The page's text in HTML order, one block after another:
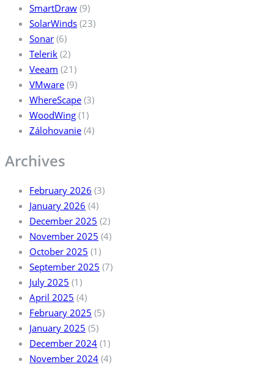
SmartDraw (9)
SolarWinds (23)
Sonar (6)
Telerik (2)
Veeam (21)
VMware (9)
WhereScape (3)
WoodWing (1)
Zálohovanie (4)
Archives
February 2026 (3)
January 2026 (4)
December 2025 (2)
November 2025 (4)
October 2025 (1)
September 2025 (7)
July 2025 (1)
April 2025 (4)
February 2025 (5)
January 2025 (5)
December 2024 (1)
November 2024 (4)